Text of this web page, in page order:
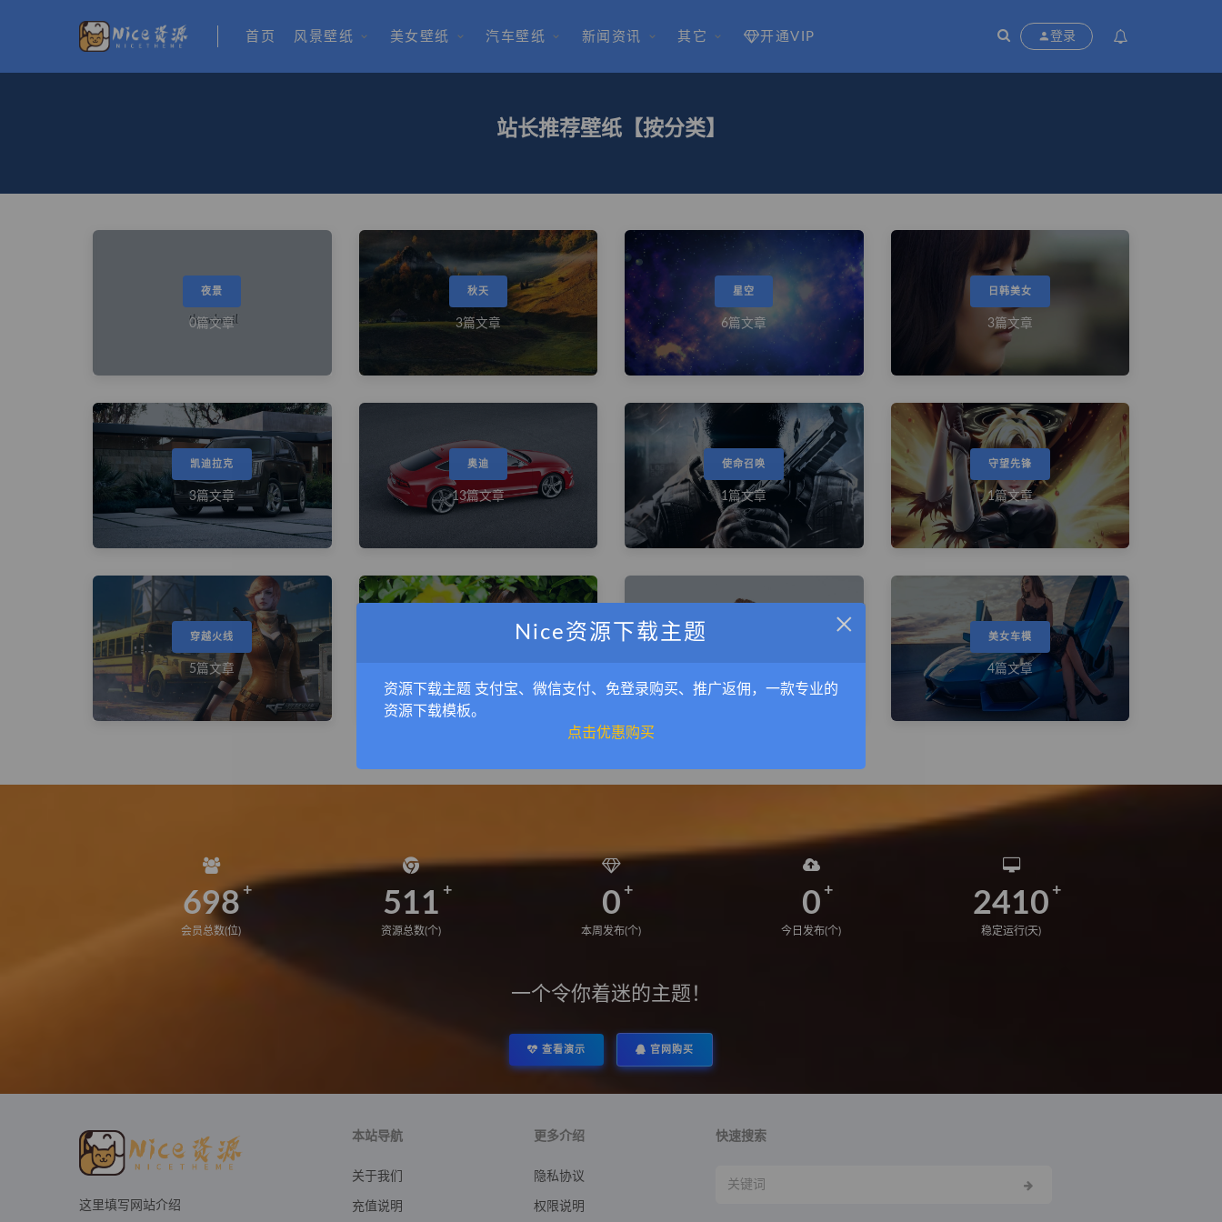
首页 风景壁纸 美女壁纸 汽车壁纸 新闻资讯 其它 开通VIP 登录
站长推荐壁纸【按分类】
夜景
0篇文章
秋天
3篇文章
星空
6篇文章
日韩美女
3篇文章
凯迪拉克
3篇文章
奥迪
13篇文章
使命召唤
1篇文章
守望先锋
1篇文章
穿越火线
5篇文章
美女车模
4篇文章
698
会员总数(位)
511
资源总数(个)
0
本周发布(个)
0
今日发布(个)
2410
稳定运行(天)
一个令你着迷的主题！
查看演示 官网购买
这里填写网站介绍
本站导航
关于我们
充值说明
更多介绍
隐私协议
权限说明
快速搜索
×
Nice资源下载主题
资源下载主题 支付宝、微信支付、免登录购买、推广返佣，一款专业的
资源下载模板。
点击优惠购买